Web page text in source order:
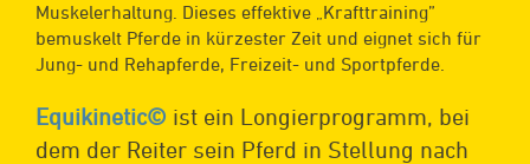
Muskelerhaltung. Dieses effektive „Krafttraining”
bemuskelt Pferde in kürzester Zeit und eignet sich für
Jung- und Rehapferde, Freizeit- und Sportpferde.
Equikinetic© ist ein Longierprogramm, bei
dem der Reiter sein Pferd in Stellung nach